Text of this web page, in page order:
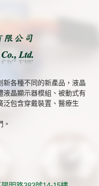
新各種不同的新產品，液晶
液晶顯示器模組、被動式有
泛包含穿戴裝置、醫療生